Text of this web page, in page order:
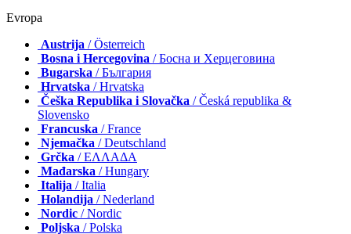
Evropa
Austrija / Österreich
Bosna i Hercegovina / Босна и Херцеговина
Bugarska / България
Hrvatska / Hrvatska
Češka Republika i Slovačka / Česká republika &
Slovensko
Francuska / France
Njemačka / Deutschland
Grčka / ΕΛΛΑΔΑ
Mađarska / Hungary
Italija / Italia
Holandija / Nederland
Nordic / Nordic
Poljska / Polska